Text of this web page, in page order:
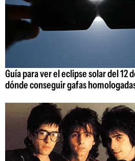
Guía para ver el eclipse solar del 12
dónde conseguir gafas